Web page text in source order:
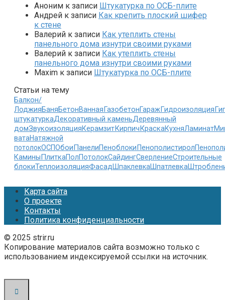
Аноним к записи Штукатурка по ОСБ-плите
Андрей к записи Как крепить плоский шифер
к стене
Валерий к записи Как утеплить стены
панельного дома изнутри своими руками
Валерий к записи Как утеплить стены
панельного дома изнутри своими руками
Maxim к записи Штукатурка по ОСБ-плите
Статьи на тему
Балкон/
ЛоджияБаняБетонВанная ГазобетонГаражГидроизоляция
штукатуркаДекоративный каменьДеревянный
домЗвукоизоляцияКерамзитКирпичКраскаКухняЛаминат
ватаНатяжной
потолокОСПОбоиПанелиПеноблоки Пенополистирол
КаминыПлиткаПолПотолокСайдингСверлениеСтроительные
блокиТеплоизоляцияФасадШпаклевкаШпатлевка
Карта сайта
О проекте
Контакты
Политика конфиденциальности
© 2025 strir.ru
Копирование материалов сайта возможно только с
использованием индексируемой ссылки на источник.